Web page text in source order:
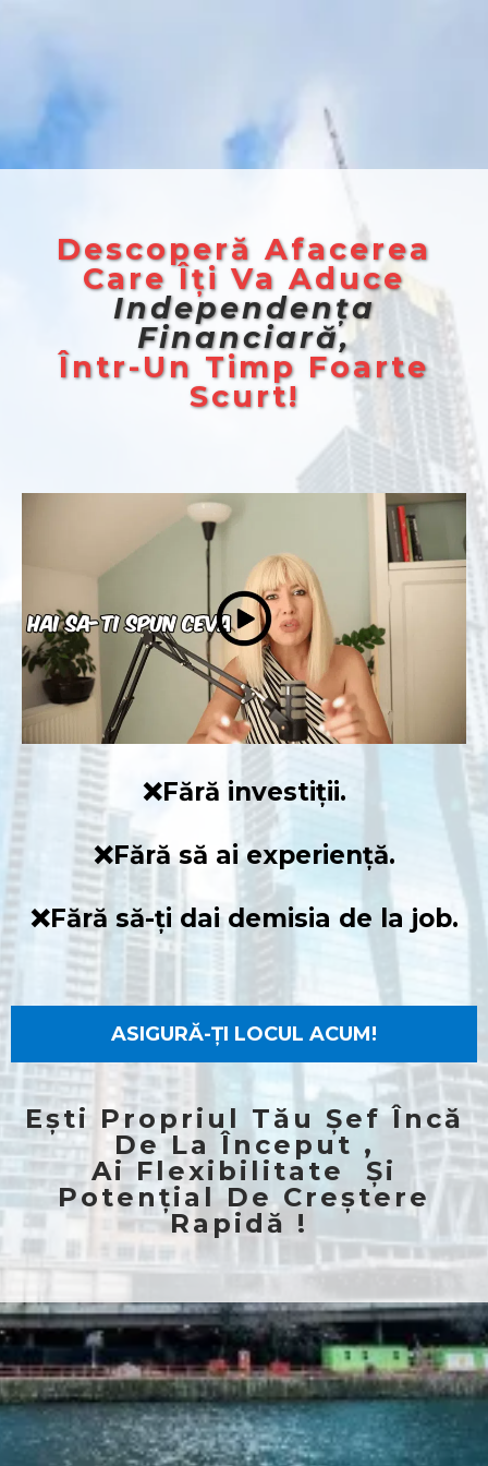
Descoperă Afacerea
Care Îți Va Aduce
Independența
Financiară,
Într-Un Timp Foarte
Scurt!
❌Fără investiții.
❌Fără să ai experiență.
❌Fără să-ți dai demisia de la job.
ASIGURĂ-ȚI LOCUL ACUM!
Ești Propriul Tău Șef Încă
De La Început ,
Ai Flexibilitate Și
Potențial De Creștere
Rapidă !